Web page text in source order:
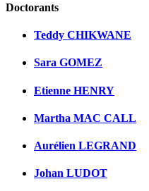
Doctorants
Teddy CHIKWANE
Sara GOMEZ
Etienne HENRY
Martha MAC CALL
Aurélien LEGRAND
Johan LUDOT